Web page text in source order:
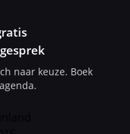
naar keuze. Boek